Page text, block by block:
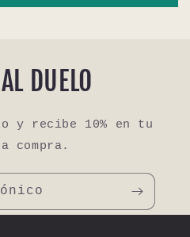
DUELO
y recibe 10% en tu
compra.